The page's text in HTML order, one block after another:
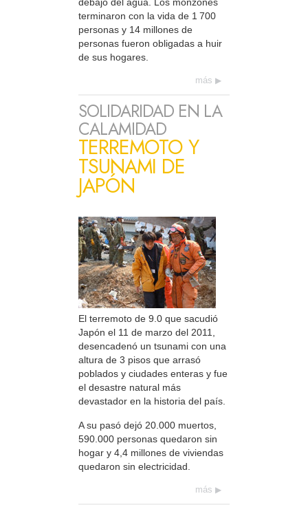
terminaron con la vida de 1 700
personas y 14 millones de
personas fueron obligadas a huir
de sus hogares.
más
SOLIDARIDAD EN LA
CALAMIDAD
TERREMOTO Y
TSUNAMI DE
JAPÓN
El terremoto de 9.0 que sacudió
Japón el 11 de marzo del 2011,
desencadenó un tsunami con una
altura de 3 pisos que arrasó
poblados y ciudades enteras y fue
el desastre natural más
devastador en la historia del país.
A su pasó dejó 20.000 muertos,
590.000 personas quedaron sin
hogar y 4,4 millones de viviendas
quedaron sin electricidad.
más